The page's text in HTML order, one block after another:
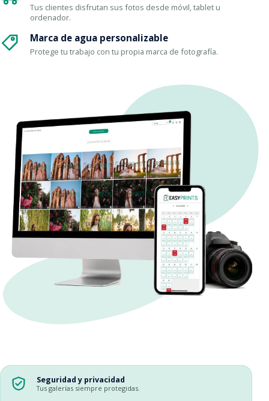
Tus clientes disfrutan sus fotos desde móvil, tablet u
ordenador.
Marca de agua personalizable
Protege tu trabajo con tu propia marca de fotografía.
Seguridad y privacidad
Tus galerías siempre protegidas.